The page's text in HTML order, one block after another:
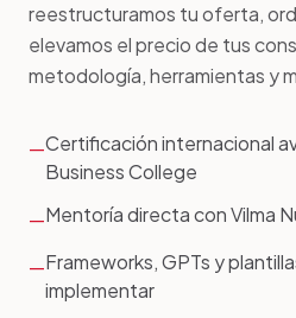
reestructuramos tu oferta,
elevamos el precio de tus
metodología, herramientas y
—Certificación internacional
Business College
—Mentoría directa con Vilma
—Frameworks, GPTs y
implementar